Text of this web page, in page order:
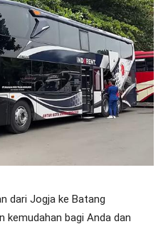
dari Jogja ke Batang
kemudahan bagi Anda dan